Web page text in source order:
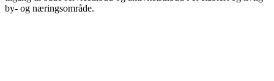
by- og næringsområde.